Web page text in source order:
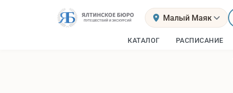
Малый Маяк
КАТАЛОГ РАСПИСАНИЕ